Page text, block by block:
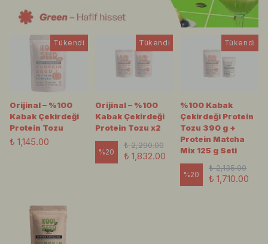
Tükendi
Orijinal – %100
Kabak Çekirdeği
Protein Tozu
₺ 1,145.00
Tükendi
Orijinal – %100
Kabak Çekirdeği
Protein Tozu x2
%20
₺ 2,290.00
₺ 1,832.00
Tükendi
%100 Kabak
Çekirdeği Protein
Tozu 390 g +
Protein Matcha
Mix 125 g Seti
%20
₺ 2,135.00
₺ 1,710.00